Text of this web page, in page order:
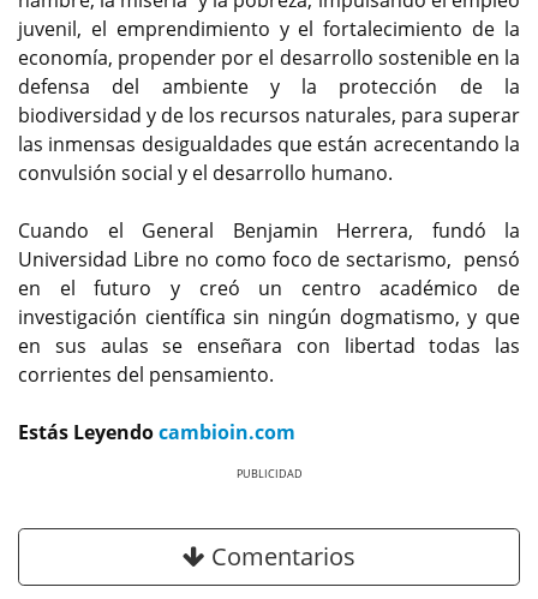
juvenil, el emprendimiento y el fortalecimiento de la
economía, propender por el desarrollo sostenible en la
defensa del ambiente y la protección de la
biodiversidad y de los recursos naturales, para superar
las inmensas desigualdades que están acrecentando la
convulsión social y el desarrollo humano.
Cuando el General Benjamin Herrera, fundó la
Universidad Libre no como foco de sectarismo, pensó
en el futuro y creó un centro académico de
investigación científica sin ningún dogmatismo, y que
en sus aulas se enseñara con libertad todas las
corrientes del pensamiento.
Estás Leyendocambioin.com
Comentarios